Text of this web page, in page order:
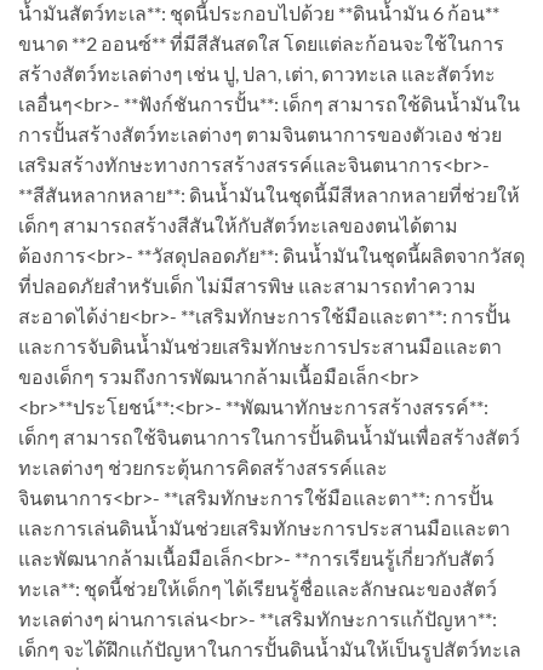
น้ำมันสัตว์ทะเล**: ชุดนี้ประกอบไปด้วย **ดินน้ำมัน 6 ก้อน**
ขนาด **2 ออนซ์** ที่มีสีสันสดใส โดยแต่ละก้อนจะใช้ในการ
สร้างสัตว์ทะเลต่างๆ เช่น ปู, ปลา, เต่า, ดาวทะเล และสัตว์ทะ
เลอื่นๆ<br>- **ฟังก์ชันการปั้น**: เด็กๆ สามารถใช้ดินน้ำมันใน
การปั้นสร้างสัตว์ทะเลต่างๆ ตามจินตนาการของตัวเอง ช่วย
เสริมสร้างทักษะทางการสร้างสรรค์และจินตนาการ<br>-
**สีสันหลากหลาย**: ดินน้ำมันในชุดนี้มีสีหลากหลายที่ช่วยให้
เด็กๆ สามารถสร้างสีสันให้กับสัตว์ทะเลของตนได้ตาม
ต้องการ<br>- **วัสดุปลอดภัย**: ดินน้ำมันในชุดนี้ผลิตจากวัสดุ
ที่ปลอดภัยสำหรับเด็ก ไม่มีสารพิษ และสามารถทำความ
สะอาดได้ง่าย<br>- **เสริมทักษะการใช้มือและตา**: การปั้น
และการจับดินน้ำมันช่วยเสริมทักษะการประสานมือและตา
ของเด็กๆ รวมถึงการพัฒนากล้ามเนื้อมือเล็ก<br>
<br>**ประโยชน์**:<br>- **พัฒนาทักษะการสร้างสรรค์**:
เด็กๆ สามารถใช้จินตนาการในการปั้นดินน้ำมันเพื่อสร้างสัตว์
ทะเลต่างๆ ช่วยกระตุ้นการคิดสร้างสรรค์และ
จินตนาการ<br>- **เสริมทักษะการใช้มือและตา**: การปั้น
และการเล่นดินน้ำมันช่วยเสริมทักษะการประสานมือและตา
และพัฒนากล้ามเนื้อมือเล็ก<br>- **การเรียนรู้เกี่ยวกับสัตว์
ทะเล**: ชุดนี้ช่วยให้เด็กๆ ได้เรียนรู้ชื่อและลักษณะของสัตว์
ทะเลต่างๆ ผ่านการเล่น<br>- **เสริมทักษะการแก้ปัญหา**:
เด็กๆ จะได้ฝึกแก้ปัญหาในการปั้นดินน้ำมันให้เป็นรูปสัตว์ทะเล